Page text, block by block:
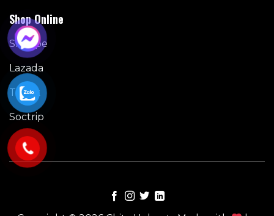
Shop Online
Shoppe
Lazada
Tiktok
Soctrip